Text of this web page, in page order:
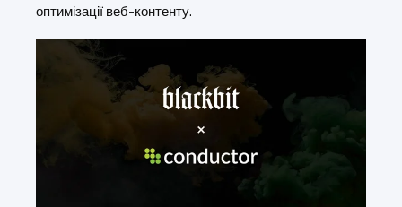
оптимізації веб-контенту.